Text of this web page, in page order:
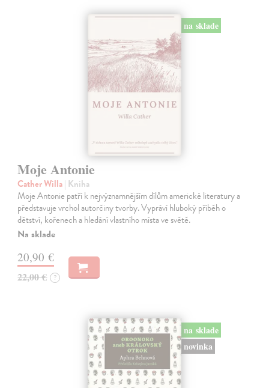
na sklade
Moje Antonie
Cather Willa| Kniha
Moje Antonie patří k nejvýznamnějším dílům americké literatury a
představuje vrchol autorčiny tvorby. Vypráví hluboký příběh o
dětství, kořenech a hledání vlastního místa ve světě.
Na sklade
20,90 €
22,00 € ?
na sklade
novinka